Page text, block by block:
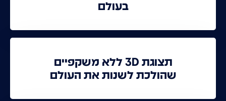
בעולם
תצוגת 3D ללא משקפיים
שהולכת לשנות את העולם